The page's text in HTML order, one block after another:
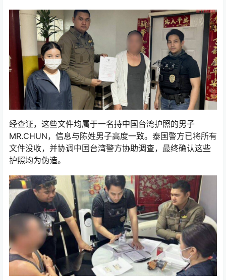
经查证，这些文件均属于一名持中国台湾护照的男子
MR.CHUN，信息与陈姓男子高度一致。泰国警方已将所有
文件没收，并协调中国台湾警方协助调查，最终确认这些
护照均为伪造。